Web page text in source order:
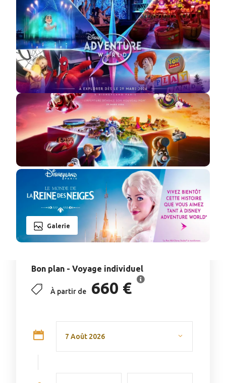
Galerie
Bon plan - Voyage individuel
À partir de 660 €